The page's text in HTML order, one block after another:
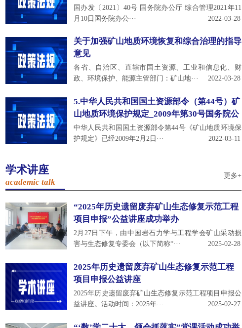
国办发〔2021〕40号 国务院办公厅 综合管理2021年11
月10日国务院办公···
2022-03-28
关于加强矿山地质环境恢复和综合治理的指导
意见
各省、自治区、直辖市国土资源、工业和信息化、财
政、环境保护、能源主管部门：矿山地···
2022-03-28
5.中华人民共和国国土资源部令（第44号）矿
山地质环境保护规定_2009年第30号国务院公
报
中华人民共和国国土资源部令第44号《矿山地质环境保
护规定》已经2009年2月2日···
2022-03-11
学术讲座
academic talk
更多+
“2025年历史遗留废弃矿山生态修复示范工程
项目申报”公益讲座成功举办
2月27日下午，由中国岩石力学与工程学会矿山采动损
害与生态修复专委会（以下简称“···
2025-02-28
2025年历史遗留废弃矿山生态修复示范工程
项目申报公益讲座
2025年历史遗留废弃矿山生态修复示范工程项目申报公
益讲座。活动时间：2025年···
2025-02-27